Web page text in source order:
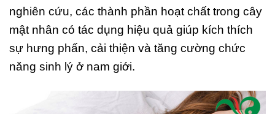
nghiên cứu, các thành phần hoạt chất trong cây
mật nhân có tác dụng hiệu quả giúp kích thích
sự hưng phấn, cải thiện và tăng cường chức
năng sinh lý ở nam giới.